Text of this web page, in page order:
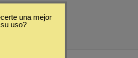
una mejor
uso?